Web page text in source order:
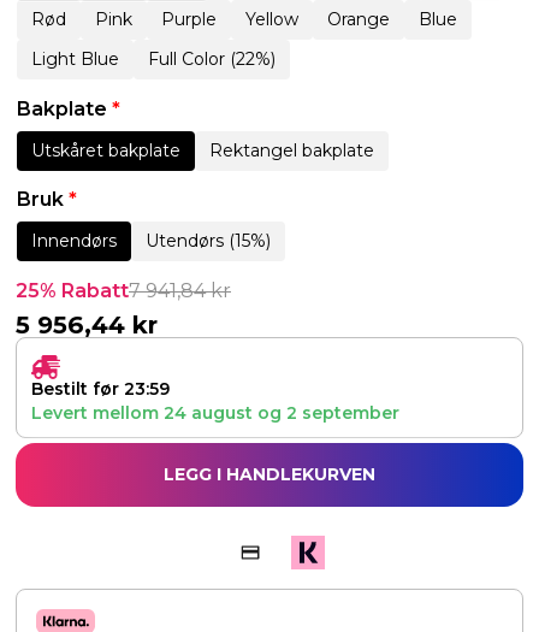
Rød
Pink Purple Yellow Orange
Blue
Light Blue
Full Color (22%)
Bakplate *
Utskåret bakplate Rektangel bakplate
Bruk *
Innendørs Utendørs (15%)
25% Rabatt7 941,84kr
5 956,44 kr
Bestilt før 23:59
Levert mellom 24 august og 2 september
LEGG I HANDLEKURVEN